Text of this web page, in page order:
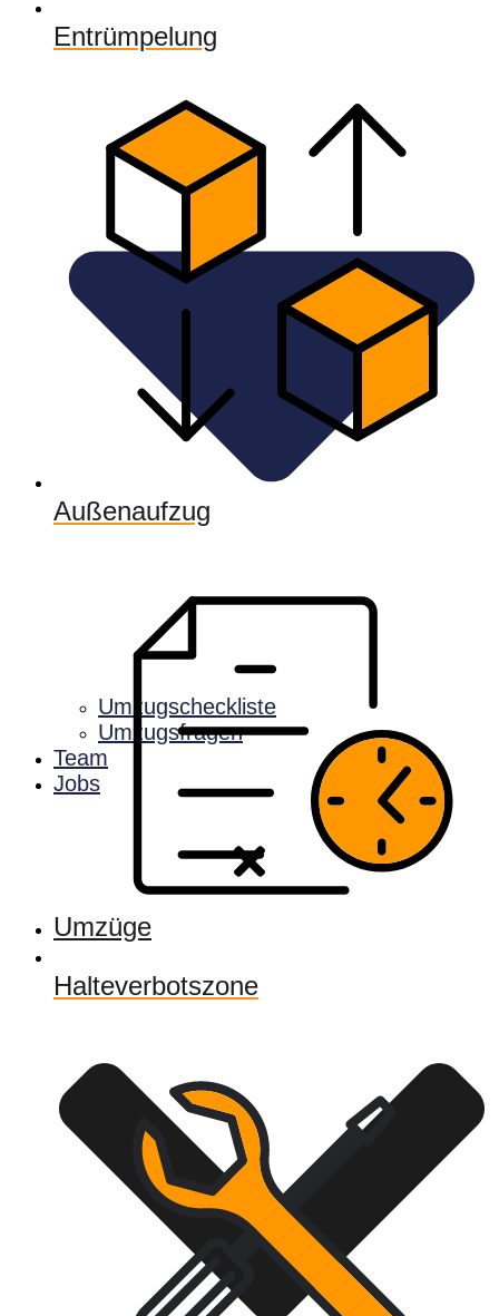
Umzugscheckliste
Umzugsfragen
Team
Jobs
Umzüge
Entrümpelung
Außenaufzug
Halteverbotszone